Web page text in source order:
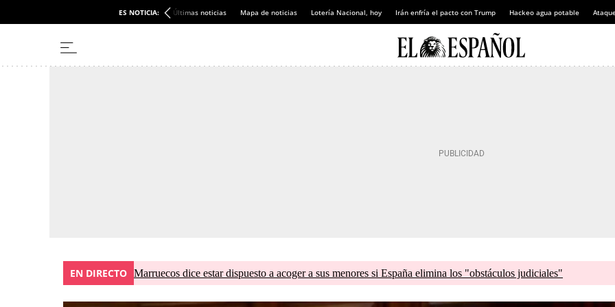
ES NOTICIA: Últimas noticias Mapa de noticias Lotería Nacional, hoy Irán enfría el pacto con Trump Hackeo agua potable
EN DIRECTO Marruecos dice estar dispuesto a acoger a sus menores si España elimina los "obstáculos judiciales"